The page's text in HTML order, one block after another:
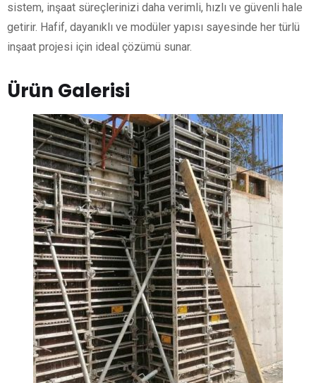
sistem, inşaat süreçlerinizi daha verimli, hızlı ve güvenli hale
getirir. Hafif, dayanıklı ve modüler yapısı sayesinde her türlü
inşaat projesi için ideal çözümü sunar.
Ürün Galerisi